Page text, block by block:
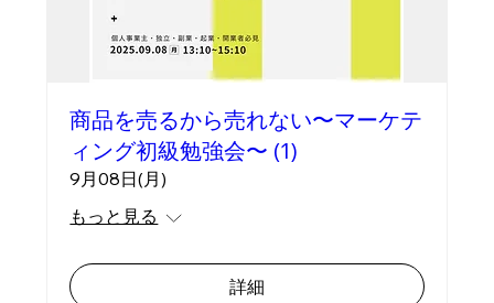
商品を売るから売れない〜マーケテ
ィング初級勉強会〜 (1)
9月08日(月)
もっと見る
詳細